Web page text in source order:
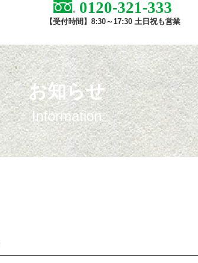
0120-321-333
【受付時間】8:30～17:30 土日祝も営業
お知らせ
Information